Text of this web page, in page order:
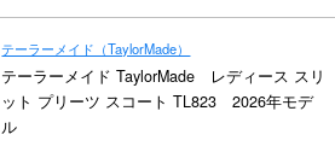
テーラーメイド（TaylorMade）
テーラーメイド TaylorMade レディース スリ
ット プリーツ スコート TL823 2026年モデ
ル